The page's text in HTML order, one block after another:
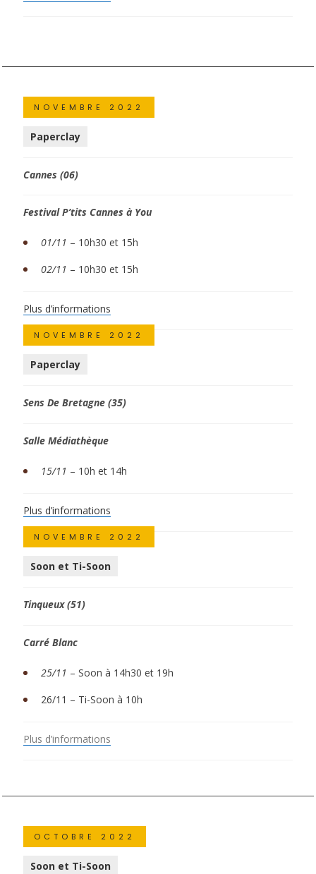
NOVEMBRE 2022
Paperclay
Cannes (06)
Festival P’tits Cannes à You
01/11 – 10h30 et 15h
02/11 – 10h30 et 15h
Plus d’informations
NOVEMBRE 2022
Paperclay
Sens De Bretagne (35)
Salle Médiathèque
15/11 – 10h et 14h
Plus d’informations
NOVEMBRE 2022
Soon et Ti-Soon
Tinqueux (51)
Carré Blanc
25/11 – Soon à 14h30 et 19h
26/11 – Ti-Soon à 10h
Plus d’informations
OCTOBRE 2022
Soon et Ti-Soon